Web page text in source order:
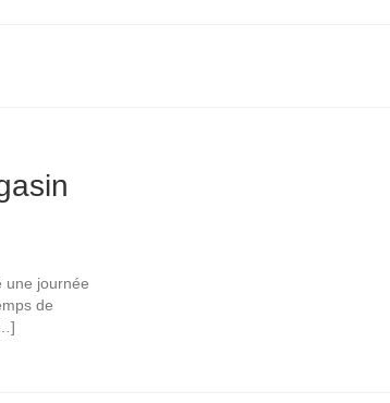
une journée
de